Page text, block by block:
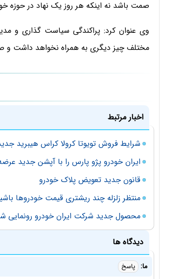
صمت باشد نه اینکه هر روز یک نهاد در حوزه
وی عنوان کرد: پراکندگی سیاست گذاری و
مختلف چیز دیگری به همراه نخواهد داشت و
اخبار مرتبط
شرایط فروش تویوتا کرولا کراس هیبرید جدید
ایران خودرو پژو پارس را با آپشن جدید
قانون جدید تعویض پلاک خودرو
منتظر زلزله چند ریشتری قیمت خودروها
محصول جدید شرکت ایران خودرو رونمایی
دیدگاه ها
ما: پاسخ